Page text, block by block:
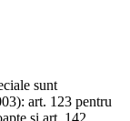
sunt
art. 123 pentru
și art. 142